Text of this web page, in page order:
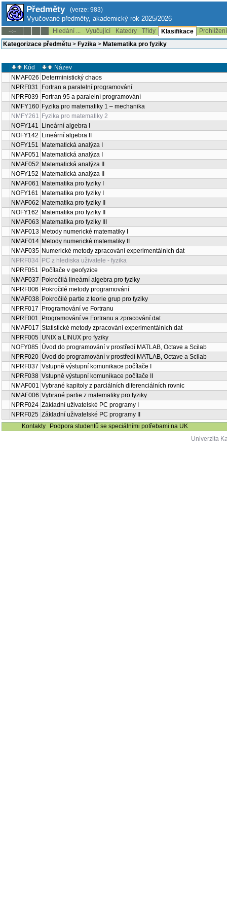
Předměty (verze: 983)
Vyučované předměty, akademický rok 2025/2026
--:-- Hledání ... Vyučující Katedry Třídy Klasifikace
Kategorizace předmětu > Fyzika > Matematika pro fyziky
Kód
Název
NMAF026 Deterministický chaos
NPRF031
Fortran a paralelní programování
NPRF039 Fortran 95 a paralelní programování
NMFY160 Fyzika pro matematiky 1 – mechanika
NMFY261 Fyzika pro matematiky 2
NOFY141
Lineární algebra I
NOFY142
Lineární algebra II
NOFY151
Matematická analýza I
NMAF051 Matematická analýza I
NMAF052 Matematická analýza II
NOFY152
Matematická analýza II
NMAF061 Matematika pro fyziky I
NOFY161
Matematika pro fyziky I
NMAF062 Matematika pro fyziky II
NOFY162
Matematika pro fyziky II
NMAF063 Matematika pro fyziky III
NMAF013 Metody numerické matematiky I
NMAF014 Metody numerické matematiky II
NMAF035 Numerické metody zpracování experimentálních dat
NPRF034 PC z hlediska uživatele - fyzika
NPRF051
Počítače v geofyzice
NMAF037 Pokročilá lineární algebra pro fyziky
NPRF006
Pokročilé metody programování
NMAF038 Pokročilé partie z teorie grup pro fyziky
NPRF017
Programování ve Fortranu
NPRF001
Programování ve Fortranu a zpracování dat
NMAF017 Statistické metody zpracování experimentálních dat
NPRF005 UNIX a LINUX pro fyziky
NOFY085 Úvod do programování v prostředí MATLAB, Octave a Scilab
NPRF020 Úvod do programování v prostředí MATLAB, Octave a Scilab
NPRF037 Vstupně výstupní komunikace počítače I
NPRF038 Vstupně výstupní komunikace počítače II
NMAF001 Vybrané kapitoly z parciálních diferenciálních rovnic
NMAF006 Vybrané partie z matematiky pro fyziky
NPRF024 Základní uživatelské PC programy I
NPRF025 Základní uživatelské PC programy II
Kontakty
Podpora studentů se speciálními potřebami na UK
Univerzita